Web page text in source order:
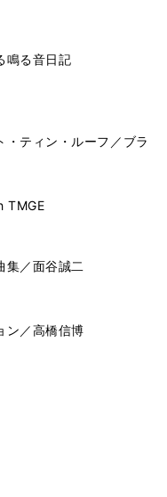
鳴る音日記
・ティン・ルーフ／ブラ
TMGE
集／面谷誠二
ン／高橋信博